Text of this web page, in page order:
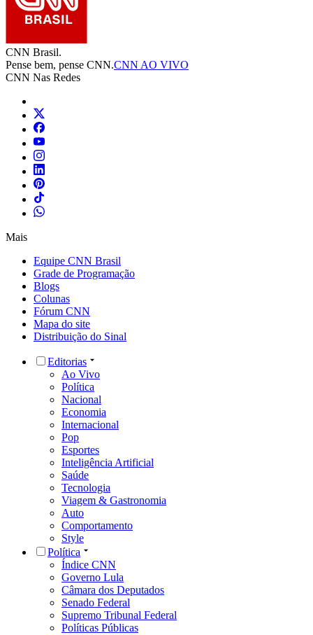
CNN Brasil.
Pense bem, pense CNN.CNN AO VIVO
CNN Nas Redes
Mais
Equipe CNN Brasil
Grade de Programação
Blogs
Colunas
Fórum CNN
Mapa do site
Distribuição do Sinal
Editorias
Ao Vivo
Política
Nacional
Economia
Internacional
Pop
Esportes
Inteligência Artificial
Saúde
Tecnologia
Viagem & Gastronomia
Auto
Comportamento
Style
Política
Índice CNN
Governo Lula
Câmara dos Deputados
Senado Federal
Supremo Tribunal Federal
Políticas Públicas